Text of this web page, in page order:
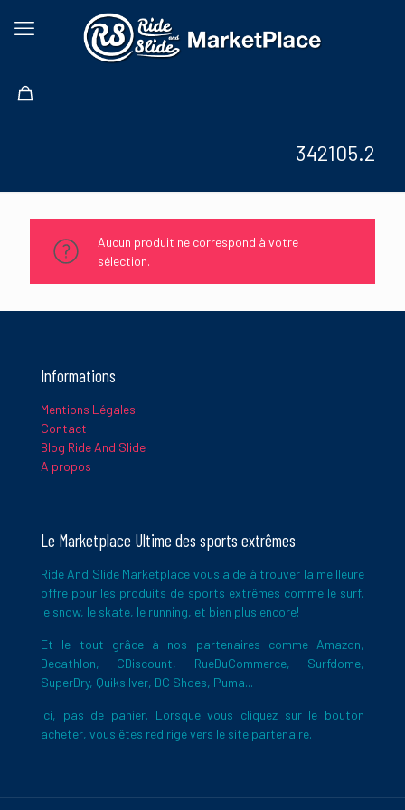
342105.2
Aucun produit ne correspond à votre
sélection.
Informations
Mentions Légales
Contact
Blog Ride And Slide
A propos
Le Marketplace Ultime des sports extrêmes
Ride And Slide Marketplace vous aide à trouver la meilleure
offre pour les produits de sports extrêmes comme le surf,
le snow, le skate, le running, et bien plus encore!
Et le tout grâce à nos partenaires comme Amazon,
Decathlon, CDiscount, RueDuCommerce, Surfdome,
SuperDry, Quiksilver, DC Shoes, Puma...
Ici, pas de panier. Lorsque vous cliquez sur le bouton
acheter, vous êtes redirigé vers le site partenaire.